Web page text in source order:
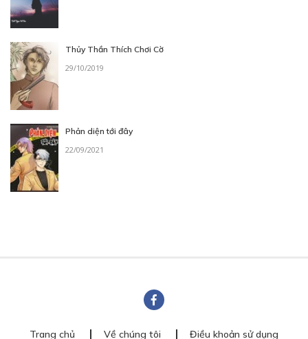
Thủy Thần Thích Chơi Cờ
29/10/2019
Phản diện tới đây
22/09/2021
Trang chủ Về chúng tôi Điều khoản sử dụng